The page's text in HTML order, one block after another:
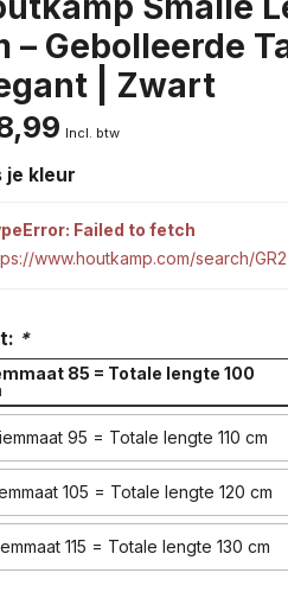
– Gebolleerde
| Zwart
Incl. btw
je kleur
Failed to fetch
www.houtkamp.com/search/
*
85 = Totale lengte 100
95 = Totale lengte 110 cm
105 = Totale lengte 120 cm
115 = Totale lengte 130 cm